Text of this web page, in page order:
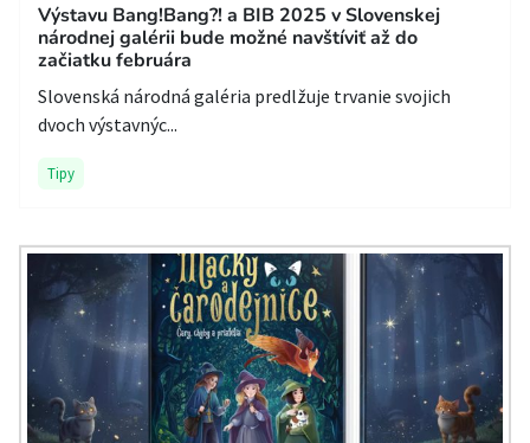
Výstavu Bang!Bang?! a BIB 2025 v Slovenskej
národnej galérii bude možné navštíviť až do
začiatku februára
Slovenská národná galéria predlžuje trvanie svojich
dvoch výstavnýc...
Tipy